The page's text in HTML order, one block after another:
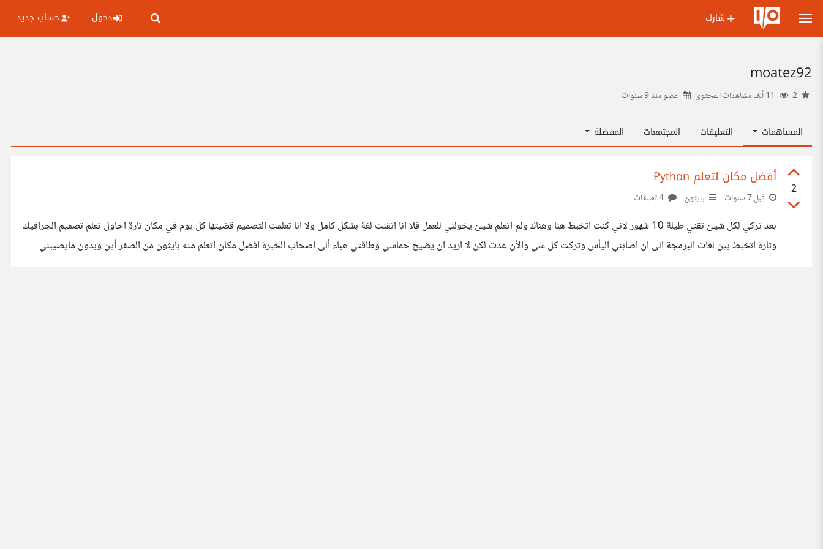
شارك دخول حساب جديد
moatez92
عضو منذ9 سنوات
المساهمات التعليقات المجتمعات المفضلة
2
أفضل مكان لتعلم Python
قبل 7 سنوات بايثون
بعد تركي لكل شيئ تقني طيلة 10 شهور لاني كنت اتخبط هنا وهناك ولم اتعلم شيئ يخولني للعمل فلا انا اتقنت لغة بشكل كامل ولا انا تعلمت التصميم قضيتها كل يوم في مكان تارة احاول تعلم تصميم الجرافيك
وتارة اتخبط بين لغات البرمجة الى ان اصابني اليأس وتركت كل شي والأن عدت لكن لا اريد ان يضيح حماسي وطاقتي هباء ألى اصحاب الخبرة افضل مكان اتعلم منه بايثون من الصفر أين وبدون مايصيبني